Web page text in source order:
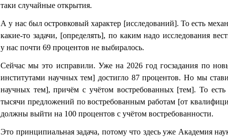
таки случайные открытия.
А у нас был островковый характер [исследований]. То есть
какие-то задачи, [определять], по каким надо исследования
у нас почти 69 процентов не выбиралось.
Сейчас мы это исправили. Уже на 2026 год госзадания по
институтами научных тем] достигло 87 процентов. Но мы
научных тем], причём с учётом востребованных [тем]. То
тысячи предложений по востребованным работам [от
должны выйти на 100 процентов с учётом востребованности.
Это принципиальная задача, потому что здесь уже Академия